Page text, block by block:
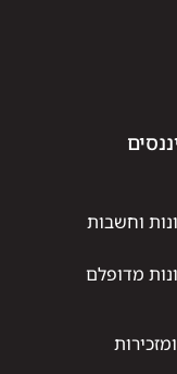
וחשבות
מדופלם